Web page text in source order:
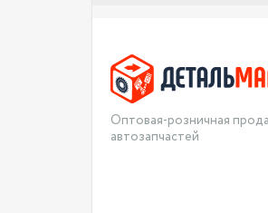
Оптовая-розничная
автозапчастей